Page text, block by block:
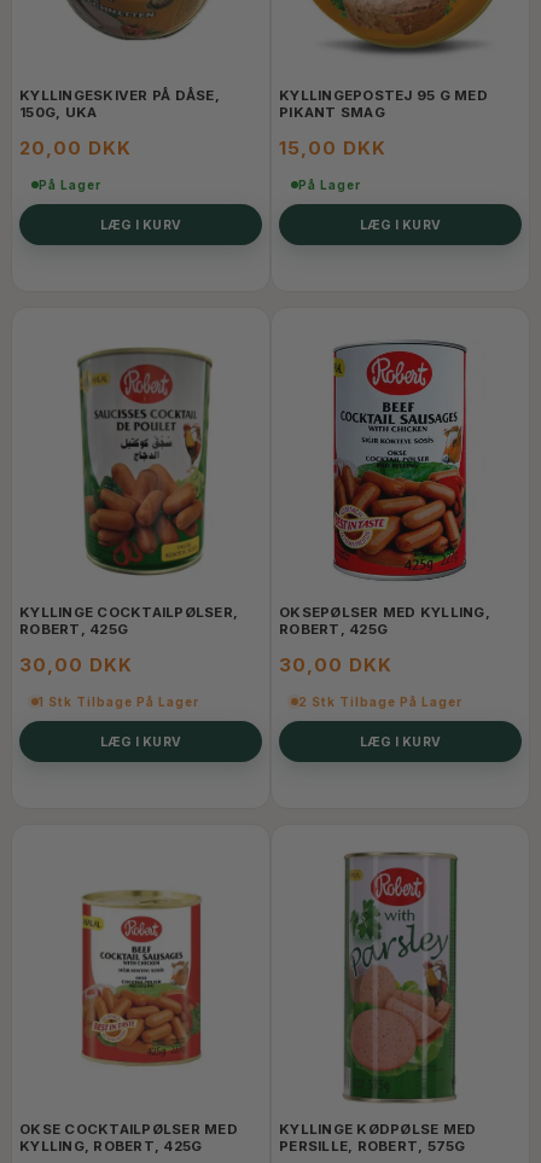
KYLLINGESKIVER PÅ DÅSE,
150G, UKA
20,00 DKK
På Lager
LÆG I KURV
KYLLINGEPOSTEJ 95 G MED
PIKANT SMAG
15,00 DKK
På Lager
LÆG I KURV
KYLLINGE COCKTAILPØLSER,
ROBERT, 425G
30,00 DKK
1 Stk Tilbage På Lager
LÆG I KURV
OKSEPØLSER MED KYLLING,
ROBERT, 425G
30,00 DKK
2 Stk Tilbage På Lager
LÆG I KURV
OKSE COCKTAILPØLSER MED
KYLLING, ROBERT, 425G
KYLLINGE KØDPØLSE MED
PERSILLE, ROBERT, 575G